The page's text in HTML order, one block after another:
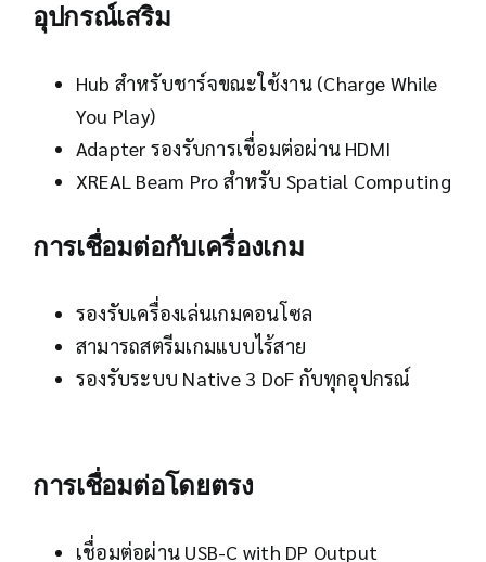
อุปกรณ์เสริม
Hub สำหรับชาร์จขณะใช้งาน (Charge While
You Play)
Adapter รองรับการเชื่อมต่อผ่าน HDMI
XREAL Beam Pro สำหรับ Spatial Computing
การเชื่อมต่อกับเครื่องเกม
รองรับเครื่องเล่นเกมคอนโซล
สามารถสตรีมเกมแบบไร้สาย
รองรับระบบ Native 3 DoF กับทุกอุปกรณ์
การเชื่อมต่อโดยตรง
เชื่อมต่อผ่าน USB-C with DP Output